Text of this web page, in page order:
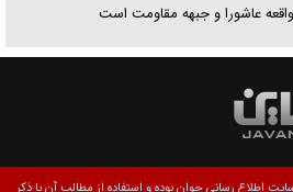
عاشورا و جبهه مقاومت است
اطلاع رسانی جوان بوده و استفاده از مطالب آن با ذکر